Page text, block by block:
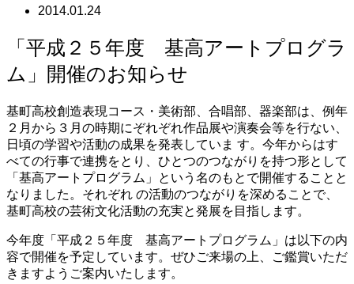
2014.01.24
「平成２５年度 基高アートプログラ
ム」開催のお知らせ
基町高校創造表現コース・美術部、合唱部、器楽部は、例年
２月から３月の時期にぞれぞれ作品展や演奏会等を行ない、
日頃の学習や活動の成果を発表していま す。今年からはす
べての行事で連携をとり、ひとつのつながりを持つ形として
「基高アートプログラム」という名のもとで開催することと
なりました。それぞれ の活動のつながりを深めることで、
基町高校の芸術文化活動の充実と発展を目指します。
今年度「平成２５年度 基高アートプログラム」は以下の内
容で開催を予定しています。ぜひご来場の上、ご鑑賞いただ
きますようご案内いたします。